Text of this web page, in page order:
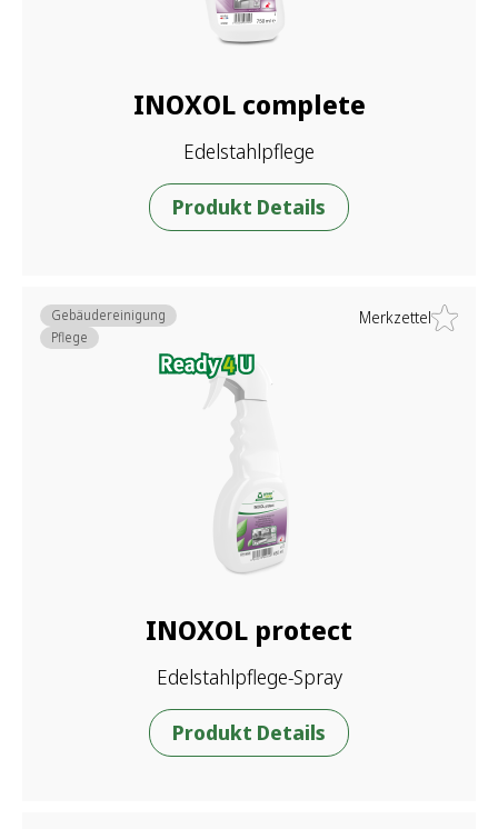
INOXOL complete
Edelstahlpflege
Produkt Details
Merkzettel
INOXOL protect
Edelstahlpflege-Spray
Gebäudereinigung
Pflege
Produkt Details